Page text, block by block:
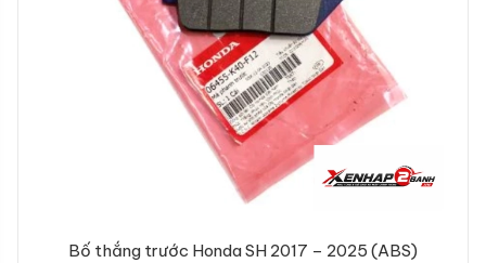
Bố thắng trước Honda SH 2017 – 2025 (ABS)